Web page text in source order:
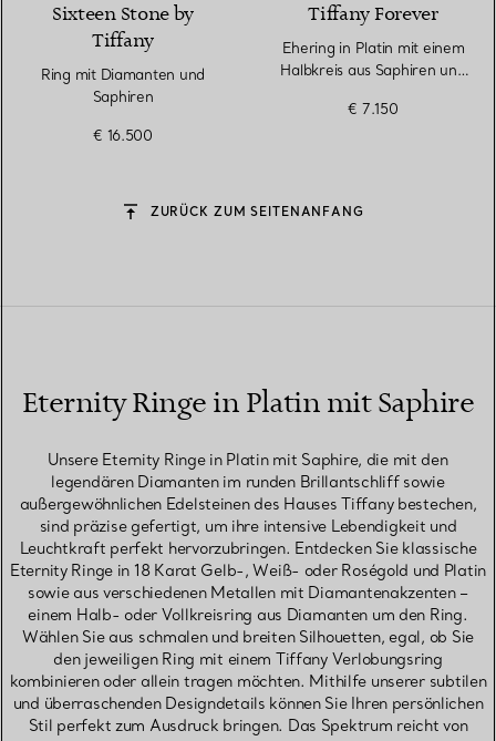
Sixteen Stone by
Tiffany
Ring mit Diamanten und
Saphiren
€ 16.500
Tiffany Forever
Ehering in Platin mit einem
Halbkreis aus Saphiren und
€ 7.150
ZURÜCK ZUM SEITENANFANG
Eternity Ringe in Platin mit Saphire
Unsere Eternity Ringe in Platin mit Saphire, die mit den
legendären Diamanten im runden Brillantschliff sowie
außergewöhnlichen Edelsteinen des Hauses Tiffany bestechen,
sind präzise gefertigt, um ihre intensive Lebendigkeit und
Leuchtkraft perfekt hervorzubringen. Entdecken Sie klassische
Eternity Ringe in 18 Karat Gelb-, Weiß- oder Roségold und Platin
sowie aus verschiedenen Metallen mit Diamantenakzenten –
einem Halb- oder Vollkreisring aus Diamanten um den Ring.
Wählen Sie aus schmalen und breiten Silhouetten, egal, ob Sie
den jeweiligen Ring mit einem Tiffany Verlobungsring
kombinieren oder allein tragen möchten. Mithilfe unserer subtilen
und überraschenden Designdetails können Sie Ihren persönlichen
Stil perfekt zum Ausdruck bringen. Das Spektrum reicht von